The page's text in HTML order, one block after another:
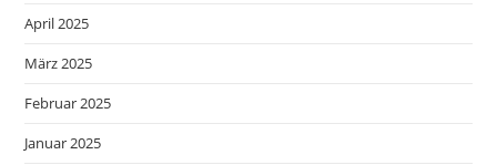
April 2025
März 2025
Februar 2025
Januar 2025